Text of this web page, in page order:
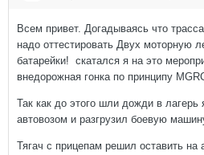
Всем привет. Догадываясь что
надо оттестировать Двух моторную
батарейки! скатался я на это
внедорожная гонка по принципу
Так как до этого шли дожди в лагерь
автовозом и разгрузил боевую
Тягач с прицепам решил оставить